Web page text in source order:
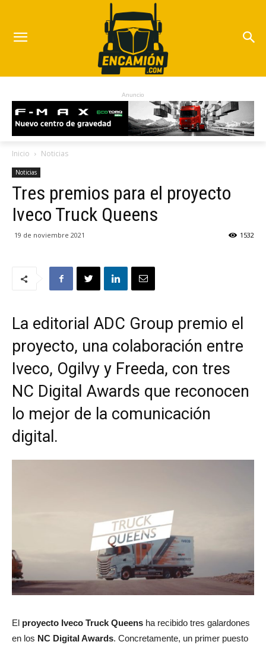
Anuncio
Inicio Noticias
Noticias
Tres premios para el proyecto
Iveco Truck Queens
19 de noviembre 2021 1532
La editorial ADC Group premio el
proyecto, una colaboración entre
Iveco, Ogilvy y Freeda, con tres
NC Digital Awards que reconocen
lo mejor de la comunicación
digital.
El proyecto Iveco Truck Queens ha recibido tres galardones
en los NC Digital Awards. Concretamente, un primer puesto